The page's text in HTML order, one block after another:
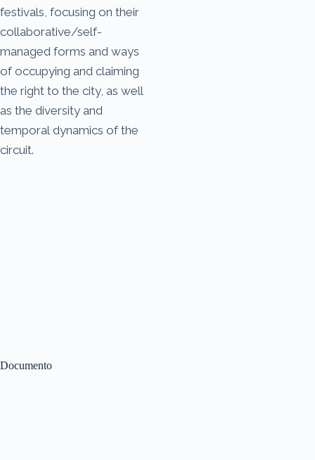
Documento
festivals, focusing on their
collaborative/self-
managed forms and ways
of occupying and claiming
the right to the city, as well
as the diversity and
temporal dynamics of the
circuit.